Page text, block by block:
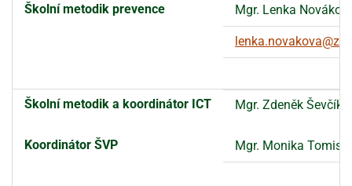
Školní metodik prevence Mgr. Lenka
Školní metodik a koordinátor ICT
Koordinátor ŠVP
Mgr. Zdeněk Ševčík,
Mgr. Monika